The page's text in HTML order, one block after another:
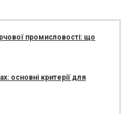
промисловості: що
основні критерії для